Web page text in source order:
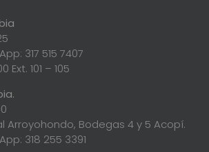
317 515 7407
Ext. 101 – 105
Arroyohondo, Bodegas 4 y 5 Acopí.
318 255 3391